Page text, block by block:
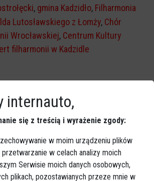
, gmina Kadzidło, Filharmonia
Lutosławskiego z Łomży, Chór
Wrocławskiej, Centrum Kultury
filharmonii w Kadzidle
internauto,
się z treścią i wyrażenie zgody:
w moim urządzeniu plików
w celach analizy moich
Serwisie moich danych osobowych,
plikach, pozostawianych przeze mnie w